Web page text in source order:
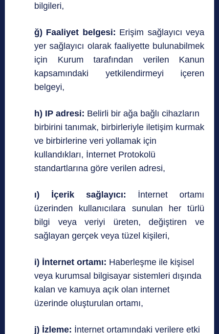
bilgileri,
ğ) Faaliyet belgesi: Erişim sağlayıcı veya
yer sağlayıcı olarak faaliyette bulunabilmek
için Kurum tarafından verilen Kanun
kapsamındaki yetkilendirmeyi içeren
belgeyi,
h) IP adresi: Belirli bir ağa bağlı cihazların
birbirini tanımak, birbirleriyle iletişim kurmak
ve birbirlerine veri yollamak için
kullandıkları, İnternet Protokolü
standartlarına göre verilen adresi,
ı) İçerik sağlayıcı: İnternet ortamı
üzerinden kullanıcılara sunulan her türlü
bilgi veya veriyi üreten, değiştiren ve
sağlayan gerçek veya tüzel kişileri,
i) İnternet ortamı: Haberleşme ile kişisel
veya kurumsal bilgisayar sistemleri dışında
kalan ve kamuya açık olan internet
üzerinde oluşturulan ortamı,
j) İzleme: İnternet ortamındaki verilere etki